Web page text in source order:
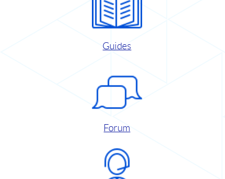
Guides
Forum